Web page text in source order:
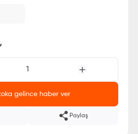
1
gelince haber ver
Paylaş